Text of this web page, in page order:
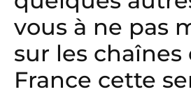
vous à ne pas
sur les chaînes
France cette